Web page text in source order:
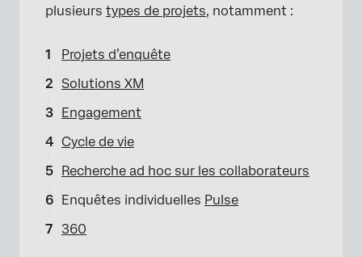
plusieurs types de projets, notamment :
Projets d’enquête
Solutions XM
Engagement
Cycle de vie
Recherche ad hoc sur les collaborateurs
Enquêtes individuelles Pulse
360